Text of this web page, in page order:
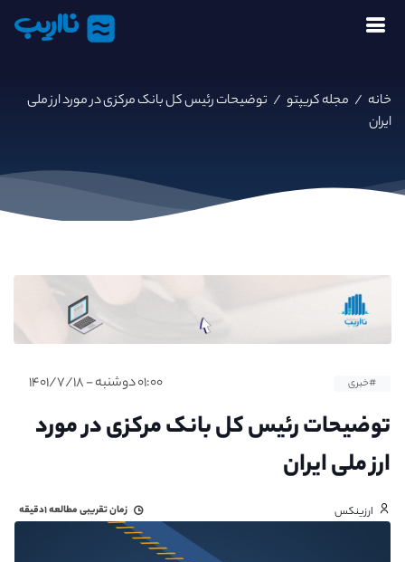
نااریب
خانه / مجله کریپتو / توضیحات رئیس کل بانک مرکزی در مورد ارز ملی
ایران
#خبری ۰۱:۰۰ دوشنبه - ۱۴۰۱/۷/۱۸
توضیحات رئیس کل بانک مرکزی در مورد
ارز ملی ایران
ارزینکس زمان تقریبی مطالعه۱دقیقه